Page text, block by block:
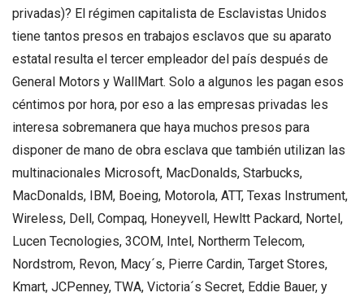
privadas)? El régimen capitalista de Esclavistas Unidos
tiene tantos presos en trabajos esclavos que su aparato
estatal resulta el tercer empleador del país después de
General Motors y WallMart. Solo a algunos les pagan esos
céntimos por hora, por eso a las empresas privadas les
interesa sobremanera que haya muchos presos para
disponer de mano de obra esclava que también utilizan las
multinacionales Microsoft, MacDonalds, Starbucks,
MacDonalds, IBM, Boeing, Motorola, ATT, Texas Instrument,
Wireless, Dell, Compaq, Honeyvell, Hewltt Packard, Nortel,
Lucen Tecnologies, 3COM, Intel, Northerm Telecom,
Nordstrom, Revon, Macy´s, Pierre Cardin, Target Stores,
Kmart, JCPenney, TWA, Victoria´s Secret, Eddie Bauer, y